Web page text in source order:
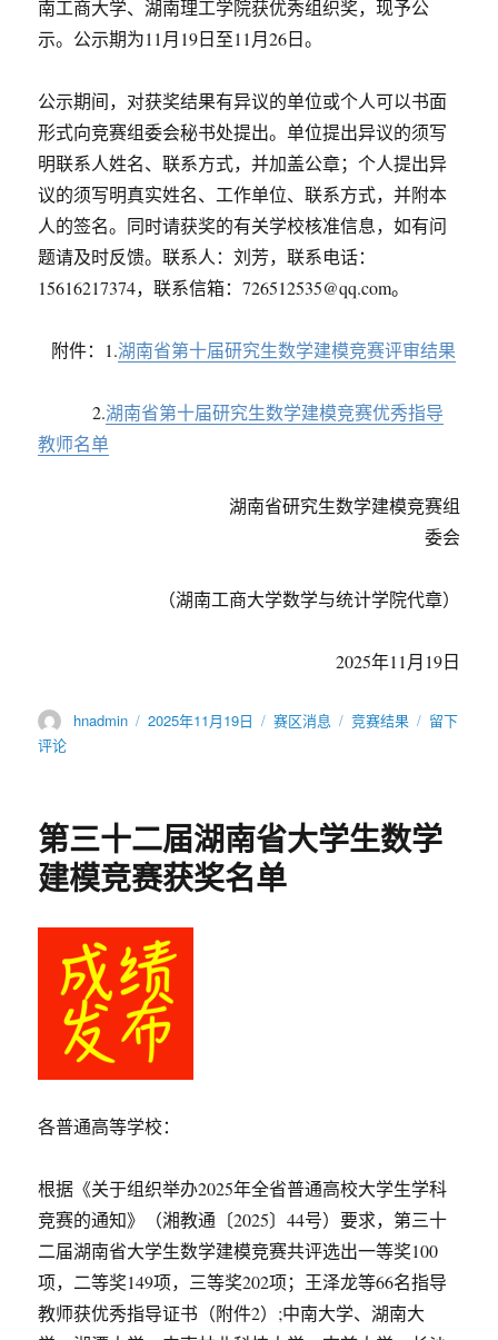
南工商大学、湖南理工学院获优秀组织奖，现予公
示。公示期为11月19日至11月26日。
公示期间，对获奖结果有异议的单位或个人可以书面
形式向竞赛组委会秘书处提出。单位提出异议的须写
明联系人姓名、联系方式，并加盖公章；个人提出异
议的须写明真实姓名、工作单位、联系方式，并附本
人的签名。同时请获奖的有关学校核准信息，如有问
题请及时反馈。联系人：刘芳，联系电话：
15616217374，联系信箱：726512535@qq.com。
附件：1.湖南省第十届研究生数学建模竞赛评审结果
2.湖南省第十届研究生数学建模竞赛优秀指导
教师名单
湖南省研究生数学建模竞赛组
委会
（湖南工商大学数学与统计学院代章）
2025年11月19日
作
hnadmin
发
2025年11月19日
分
赛区消息
标
竞赛结果
于
省
第
结
果
的
公
示
留下
评论
第三十二届湖南省大学生数学
建模竞赛获奖名单
各普通高等学校：
根据《关于组织举办2025年全省普通高校大学生学科
竞赛的通知》（湘教通〔2025〕44号）要求，第三十
二届湖南省大学生数学建模竞赛共评选出一等奖100
项，二等奖149项，三等奖202项；王泽龙等66名指导
教师获优秀指导证书（附件2）;中南大学、湖南大